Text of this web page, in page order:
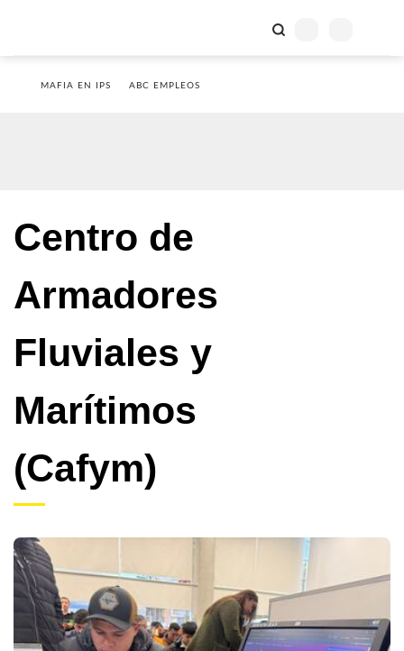
MAFIA EN IPS ABC EMPLEOS
Centro de
Armadores
Fluviales y
Marítimos
(Cafym)